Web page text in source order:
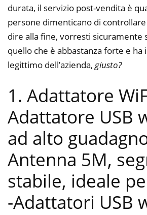
durata, il servizio post-vendita è
persone dimenticano di
dire alla fine, vorresti sicuramente
quello che è abbastanza forte e ha
legittimo dell’azienda, giusto?
1. Adattatore
Adattatore USB
ad alto
Antenna 5M,
stabile, ideale
-Adattatori USB